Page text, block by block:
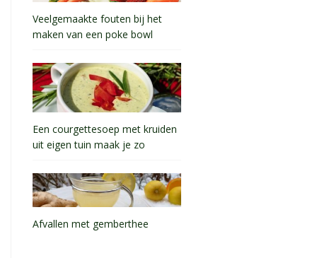
Veelgemaakte fouten bij het
maken van een poke bowl
Een courgettesoep met kruiden
uit eigen tuin maak je zo
Afvallen met gemberthee